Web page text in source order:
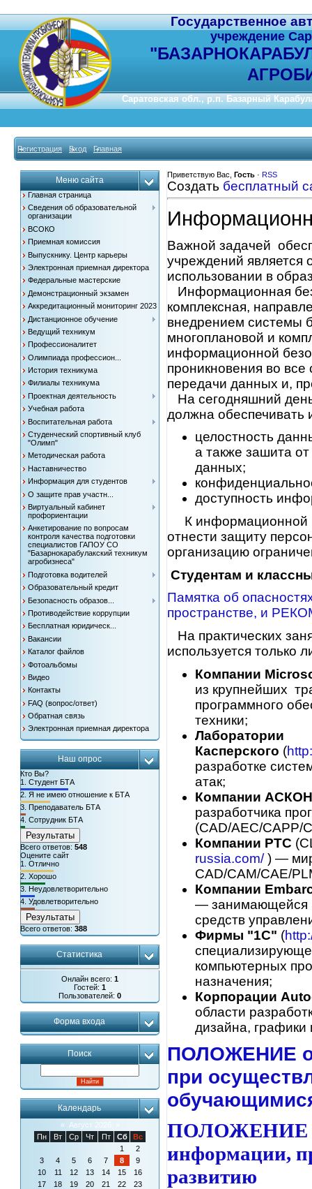
Государственное
учреждение
"
Саратовская обл., р.п. Базарный
Регистрация Вход Главная
Меню сайта
Главная страница
Сведения об образовательной
организации
ВСОКО
Приемная комиссия
Выпускнику. Центр карьеры
Электронная приемная директора
Федеральные мастерские
Демонстрационный экзамен
Аккредитационный мониторинг 2023
Дистанционное обучение
Ведущий техникум
Профессионалитет
Олимпиада профессион...
История техникума
Филиалы техникума
Проектная деятельность
Учебная работа
Воспитательная работа
Студенческий спортивный клуб
"Олимп"
Методическая работа
Наставничество
Информация для студентов
О защите прав участн...
Виртуальный кабинет
профориентации
Анкетирование по вопросам
контроля качества подготовки
специалистов ГАПОУ СО
"Базарнокарабулакский техникум
агробизнеса"
Подготовка водителей
Образовательный кредит
Безопасность образов...
Противодействие коррупции
Бесплатная юридическ...
Вакансии
Каталог файлов
Фотоальбомы
Видео
Контакты
FAQ (вопрос/ответ)
Обратная связь
Электронная приемная директора
Наш опрос
Кто Вы?
1.Студент БТА
2.Я не имею отношение к БТА
3.Преподаватель БТА
4.Сотрудник БТА
Результаты
Всего ответов:548
Оцените сайт
1.Отлично
2.Хорошо
3. Неудовлетворительно
4.Удовлетворительно
Результаты
Всего ответов:388
Статистика
Онлайн всего:1
Гостей:1
Пользователей:0
Форма входа
Поиск
Календарь
« Август 2026
Пн
Вт Ср Чт Пт Сб
Вс
1
2
3
4 5 6 7 8
9
10
11 12 13 14 15
16
17
18 19 20 21 22
23
Приветствую Вас ,Гость · RSS
Создать бесплатный
Важной задачей
учреждений является
использовании в
Информационная
комплексная,
внедрением системы
многоплановой и
информационной
проникновения во
передачи данных и,
На сегодняшний
должна
целостность
а также зашита
данных;
доступность
К информационной
отнести защиту
организацию
Студентам и
Памятка об
пространстве, и
На практических
используется только
Компании
из крупнейших
программного
техники;
Лаборатории
Касперского (
разработке
атак;
Компании
разработчика
(CAD/AEC/CAPP/
Компании PTC
russia.com/) —
CAD/CAM/CAE/
Компании
— занимающейся
средств
Фирмы "1С" (
компьютерных
назначения;
Корпорации
области
дизайна,
ПОЛОЖЕНИЕ
при
информации,
развитию